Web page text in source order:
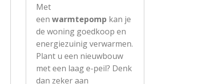
Met
een warmtepomp kan je
de woning goedkoop en
energiezuinig verwarmen.
Plant u een nieuwbouw
met een laag e-peil? Denk
dan zeker aan